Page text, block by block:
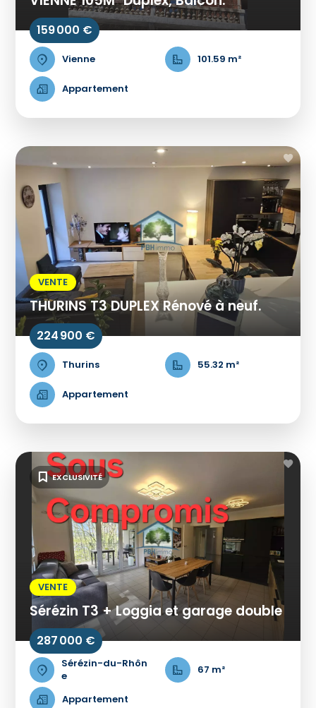
159 000 €
Vienne 101.59 m²
Appartement
VENTE
THURINS T3 DUPLEX Rénové à neuf.
224 900 €
Thurins 55.32 m²
Appartement
VENTE
Sérézin T3 + Loggia et garage double
287 000 €
Sérézin-du-Rhôn
e
67 m²
Appartement
EXCLUSIVITÉ